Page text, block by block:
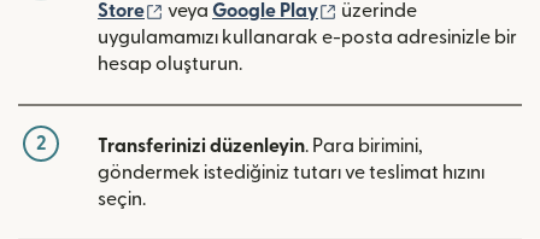
Store
(yeni pencerede açılır)
veya Google Play (yeni pencerede açılır)
üzerinde
uygulamamızı kullanarak e-posta adresinizle bir
hesap oluşturun.
2 Transferinizi düzenleyin. Para birimini,
göndermek istediğiniz tutarı ve teslimat hızını
seçin.